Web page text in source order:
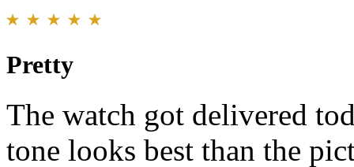
Pretty
The watch got delivered
tone looks best than the